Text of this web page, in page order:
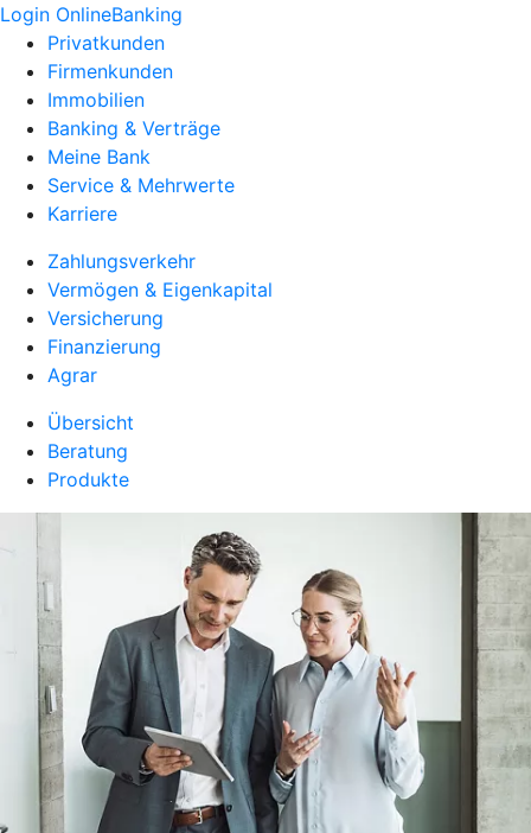
Login OnlineBanking
Privatkunden
Firmenkunden
Immobilien
Banking & Verträge
Meine Bank
Service & Mehrwerte
Karriere
Zahlungsverkehr
Vermögen & Eigenkapital
Versicherung
Finanzierung
Agrar
Übersicht
Beratung
Produkte